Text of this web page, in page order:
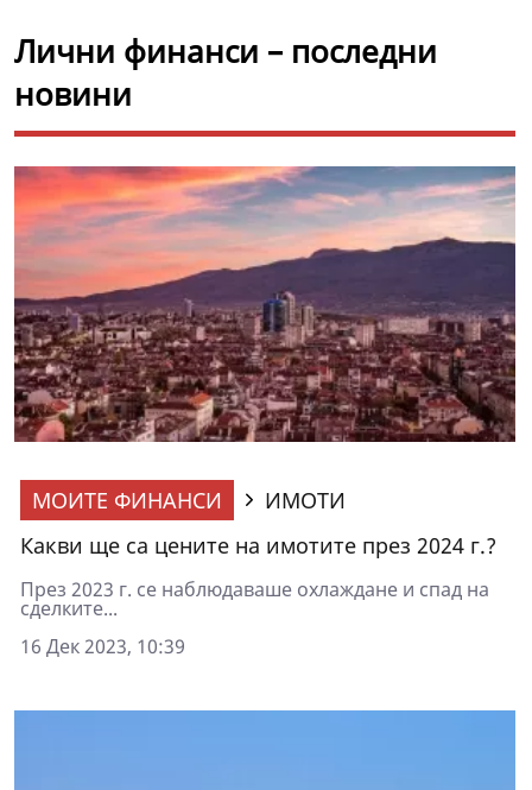
Лични финанси – последни
новини
МОИТЕ ФИНАНСИ
ИМОТИ
Какви ще са цените на имотите през 2024 г.?
През 2023 г. се наблюдаваше охлаждане и спад на
сделките...
16 Дек 2023, 10:39